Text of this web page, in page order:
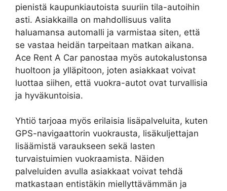
pienistä kaupunkiautoista suuriin tila-autoihin
asti. Asiakkailla on mahdollisuus valita
haluamansa automalli ja varmistaa siten, että
se vastaa heidän tarpeitaan matkan aikana.
Ace Rent A Car panostaa myös autokalustonsa
huoltoon ja ylläpitoon, joten asiakkaat voivat
luottaa siihen, että vuokra-autot ovat turvallisia
ja hyväkuntoisia.
Yhtiö tarjoaa myös erilaisia lisäpalveluita, kuten
GPS-navigaattorin vuokrausta, lisäkuljettajan
lisäämistä varaukseen sekä lasten
turvaistuimien vuokraamista. Näiden
palveluiden avulla asiakkaat voivat tehdä
matkastaan entistäkin miellyttävämmän ja